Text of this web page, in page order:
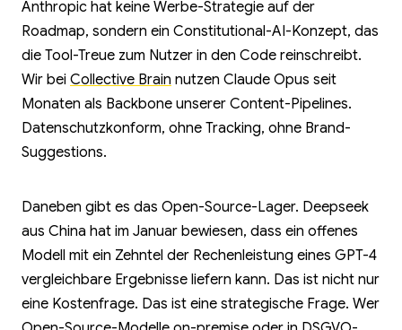
Anthropic hat keine Werbe-Strategie auf der
Roadmap, sondern ein Constitutional-AI-Konzept, das
die Tool-Treue zum Nutzer in den Code reinschreibt.
Wir bei Collective Brain nutzen Claude Opus seit
Monaten als Backbone unserer Content-Pipelines.
Datenschutzkonform, ohne Tracking, ohne Brand-
Suggestions.
Daneben gibt es das Open-Source-Lager. Deepseek
aus China hat im Januar bewiesen, dass ein offenes
Modell mit ein Zehntel der Rechenleistung eines GPT-4
vergleichbare Ergebnisse liefern kann. Das ist nicht nur
eine Kostenfrage. Das ist eine strategische Frage. Wer